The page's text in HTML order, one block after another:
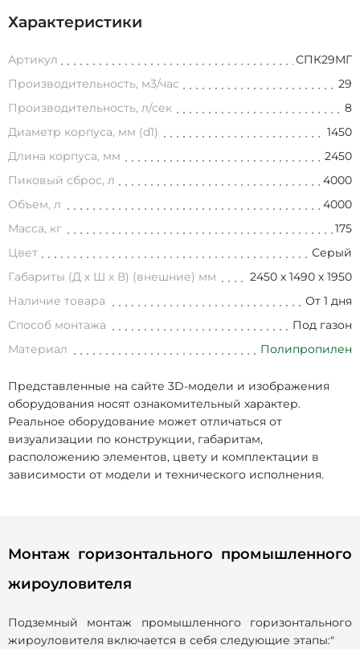
Характеристики
Артикул
СПК29МГ
Производительность, м3/час
29
Производительность, л/сек
8
Диаметр корпуса, мм (d1)
1450
Длина корпуса, мм
2450
Пиковый сброс, л
4000
Объем, л
4000
Масса, кг
175
Цвет
Серый
Габариты (Д х Ш х В) (внешние) мм
2450 х 1490 х 1950
Наличие товара
От 1 дня
Способ монтажа
Под газон
Материал
Полипропилен
Представленные на сайте 3D-модели и изображения
оборудования носят ознакомительный характер.
Реальное оборудование может отличаться от
визуализации по конструкции, габаритам,
расположению элементов, цвету и комплектации в
зависимости от модели и технического исполнения.
Монтаж горизонтального промышленного
жироуловителя
Подземный монтаж промышленного горизонтального
жироуловителя включается в себя следующие этапы:"